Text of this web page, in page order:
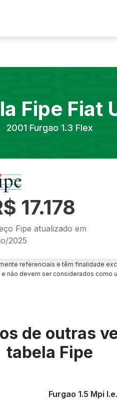
Fipe Fiat
2001 Furgao 1.3 Flex
17.178
Fipe atualizado em
2025
referenciais e têm finalidade
não devem ser considerados como
de outras
tabela Fipe
Furgao 1.5 Mpi I.e.